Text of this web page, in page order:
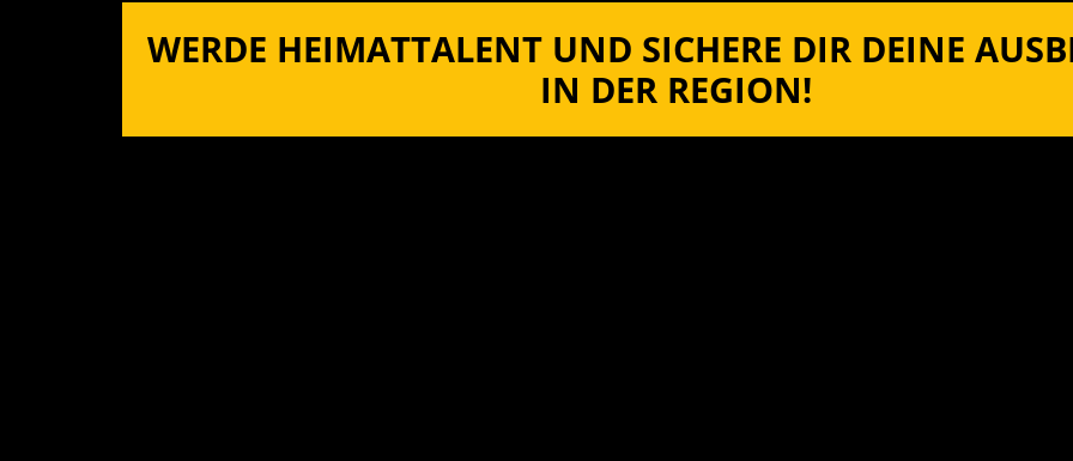
WERDE HEIMATTALENT UND SICHERE DIR DEINE
IN DER REGION!